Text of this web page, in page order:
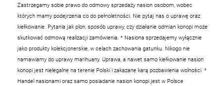
Zastrzegamy sobie prawo do odmowy sprzedaży nasion osobom, wobec
których mamy podejrzenia co do pełnoletności. Nie pytaj nas o uprawę oraz
kiełkowanie. Pytania jak plon, sposób uprawy, czy działanie odmian konopi może
skutkować odmową realizacji zamówienia. * Nasiona sprzedajemy wyłącznie
jako produkty kolekcjonerskie, w celach zachowania gatunku. Nikogo nie
namawiamy do uprawy marihuany. Uprawa, a nawet samo kiełkowanie nasion
konopi jest nielegalne na terenie Polski i zakazane karą pozbawienia wolności. *
Handel nasionami oraz samo posiadanie nasion konopi jest w Polsce